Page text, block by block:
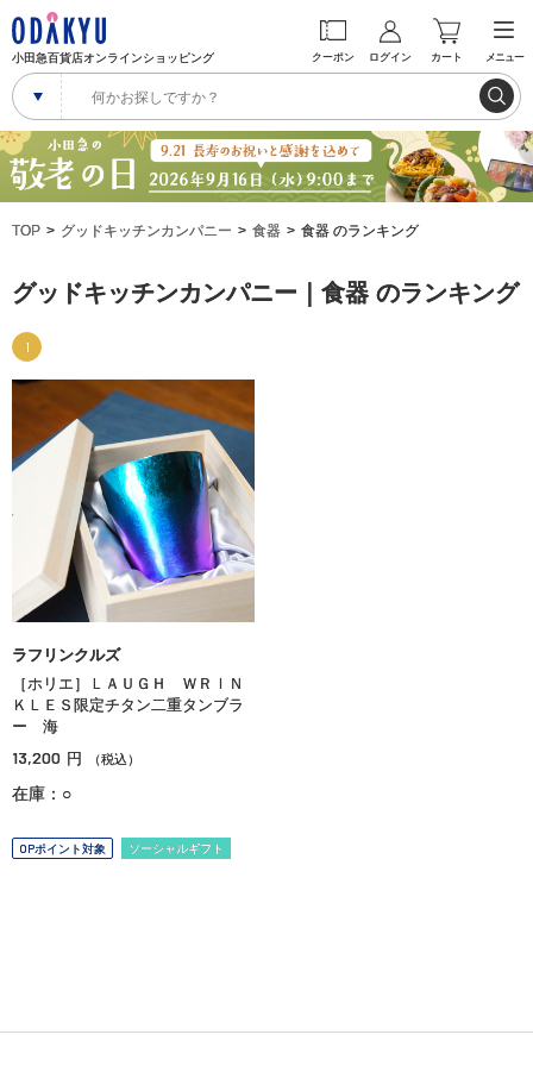
小田急百貨店オンラインショッピング クーポン ログイン カート メニュー
TOP グッドキッチンカンパニー 食器 食器 のランキング
グッドキッチンカンパニー｜食器 のランキング
1
ラフリンクルズ
［ホリエ］ＬＡＵＧＨ ＷＲＩＮ
ＫＬＥＳ限定チタン二重タンブラ
ー 海
13,200 円 （税込）
在庫：○
OPポイント対象 ソーシャルギフト